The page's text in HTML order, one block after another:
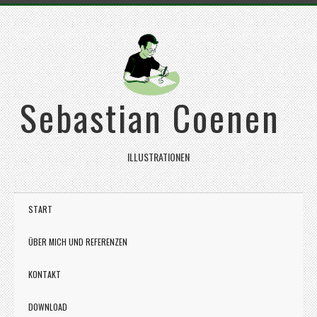
Sebastian Coenen
ILLUSTRATIONEN
START
ÜBER MICH UND REFERENZEN
KONTAKT
DOWNLOAD